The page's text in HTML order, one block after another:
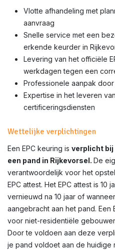
Vlotte afhandeling met
aanvraag
Snelle service met een
erkende keurder in
Levering van het officiële
werkdagen tegen een
Professionele aanpak
Expertise in het leveren
certificeringsdiensten
Wettelijke verplichtingen
Een EPC keuring is verplicht bij
een pand in Rijkevorsel. De
verantwoordelijk voor het
EPC attest. Het EPC attest is 10
vernieuwd na 10 jaar of
aangebracht aan het pand. Een
voor niet-residentiële
Door te voldoen aan deze
je pand voldoet aan de huidige